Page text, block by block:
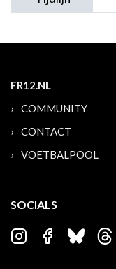
FR12.NL
COMMUNITY
CONTACT
VOETBALPOOL
SOCIALS